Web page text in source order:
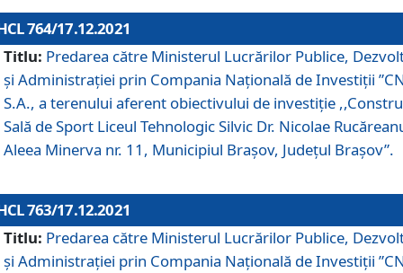
764/17.12.2021
Titlu: Predarea către Ministerul Lucrărilor Publice,
și Administrației prin Compania Naţională de Investiţii
S.A., a terenului aferent obiectivului de investiţie
Sală de Sport Liceul Tehnologic Silvic Dr. Nicolae
Aleea Minerva nr. 11, Municipiul Brașov, Județul Brașov”.
763/17.12.2021
Titlu: Predarea către Ministerul Lucrărilor Publice,
și Administrației prin Compania Naţională de Investiţii